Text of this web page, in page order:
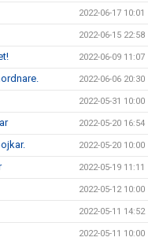
2022-06-17 10:01
2022-06-15 22:58
2022-06-09 11:07
2022-06-06 20:30
2022-05-31 10:00
2022-05-20 16:54
2022-05-20 10:00
2022-05-19 11:11
2022-05-12 10:00
2022-05-11 14:52
2022-05-11 10:00